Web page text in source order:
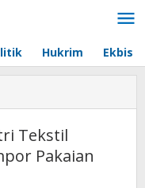
Hukrim Ekbis
Tekstil
Pakaian